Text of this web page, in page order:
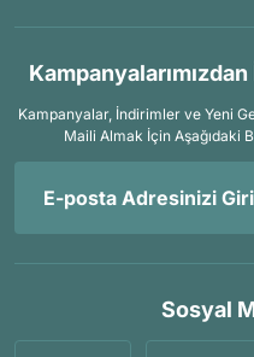
Kampanyalar, İndirimler ve Yeni
Maili Almak İçin Aşağıdaki
Sosyal